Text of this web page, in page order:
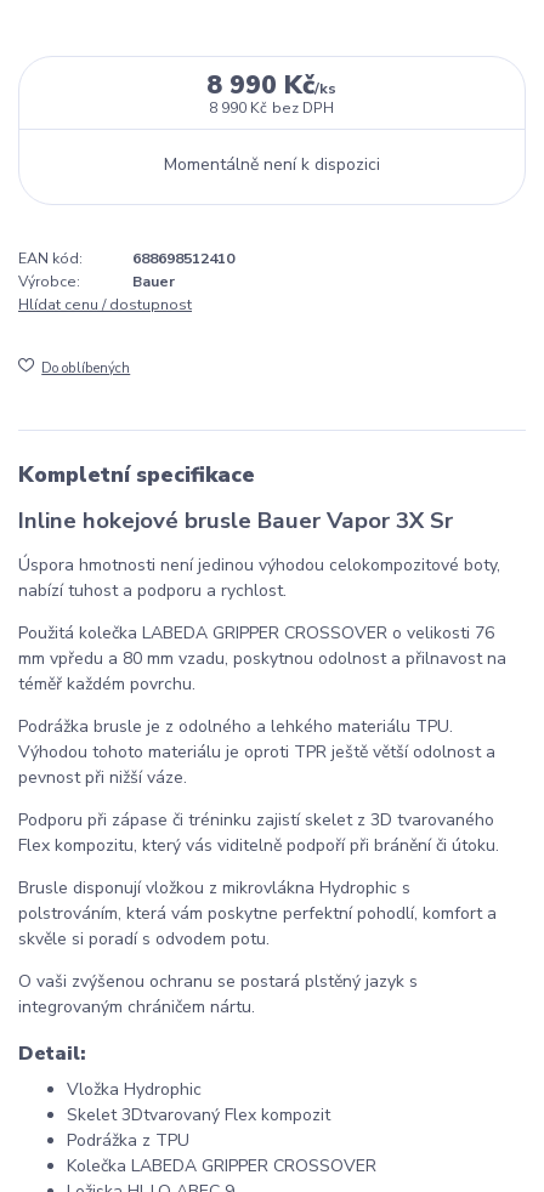
8 990 Kč/ks
8 990 Kč bez DPH
Momentálně není k dispozici
EAN kód:
688698512410
Výrobce:
Bauer
Hlídat cenu / dostupnost
Do oblíbených
Kompletní specifikace
Inline hokejové brusle Bauer Vapor 3X Sr
Úspora hmotnosti není jedinou výhodou celokompozitové boty,
nabízí tuhost a podporu a rychlost.
Použitá kolečka LABEDA GRIPPER CROSSOVER o velikosti 76
mm vpředu a 80 mm vzadu, poskytnou odolnost a přilnavost na
téměř každém povrchu.
Podrážka brusle je z odolného a lehkého materiálu TPU.
Výhodou tohoto materiálu je oproti TPR ještě větší odolnost a
pevnost při nižší váze.
Podporu při zápase či tréninku zajistí skelet z 3D tvarovaného
Flex kompozitu, který vás viditelně podpoří při bránění či útoku.
Brusle disponují vložkou z mikrovlákna Hydrophic s
polstrováním, která vám poskytne perfektní pohodlí, komfort a
skvěle si poradí s odvodem potu.
O vaši zvýšenou ochranu se postará plstěný jazyk s
integrovaným chráničem nártu.
Detail:
Vložka Hydrophic
Skelet 3Dtvarovaný Flex kompozit
Podrážka z TPU
Kolečka LABEDA GRIPPER CROSSOVER